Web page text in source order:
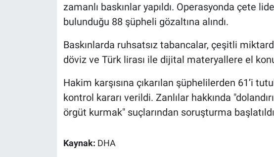
zamanlı baskınlar yapıldı. Operasyonda çete
bulunduğu 88 şüpheli gözaltına alındı.
Baskınlarda ruhsatsız tabancalar, çeşitli
döviz ve Türk lirası ile dijital materyallere el
Hakim karşısına çıkarılan şüphelilerden 61’i
kontrol kararı verildi. Zanlılar hakkında
örgüt kurmak" suçlarından soruşturma
Kaynak: DHA
Koronavirüs
Kültür Sanat
Programlar